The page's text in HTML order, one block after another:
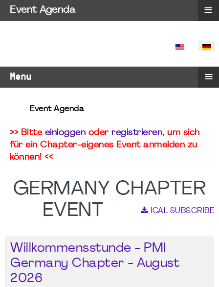
SPRACHE
Menu ≡
Event Agenda
>> Bitte einloggen oder registrieren, um sich
für ein Chapter-eigenes Event anmelden zu
können! <<
GERMANY CHAPTER
EVENT
ICAL SUBSCRIBE
Willkommensstunde - PMI
Germany Chapter - August
2026
Event Agenda ≡